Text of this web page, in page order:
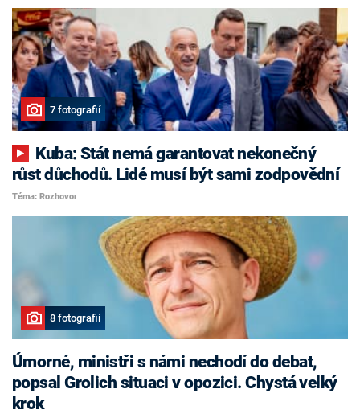
7 fotografií
růst důchodů. Lidé musí být sami zodpovědní
Téma: Rozhovor
8 fotografií
Úmorné, ministři s námi nechodí do debat,
popsal Grolich situaci v opozici. Chystá velký
krok